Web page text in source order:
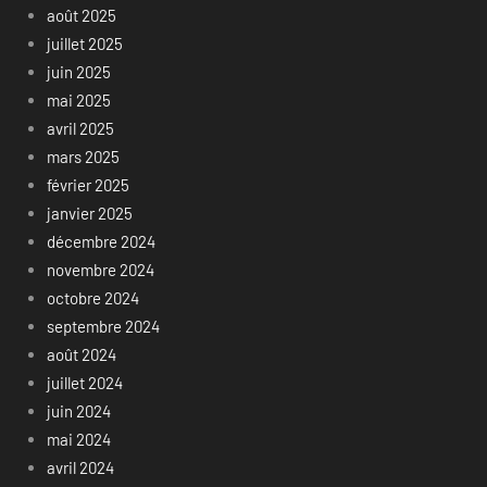
août 2025
juillet 2025
juin 2025
mai 2025
avril 2025
mars 2025
février 2025
janvier 2025
décembre 2024
novembre 2024
octobre 2024
septembre 2024
août 2024
juillet 2024
juin 2024
mai 2024
avril 2024